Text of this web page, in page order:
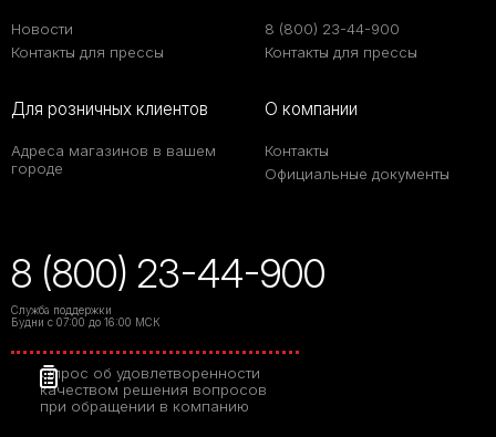
Новости
Контакты для прессы
8 (800) 23-44-900
Контакты для прессы
Для розничных клиентов
Адреса магазинов в вашем
городе
О компании
Контакты
Официальные документы
8 (800) 23-44-900
Служба поддержки
Будни с 07:00 до 16:00 МСК
Опрос об удовлетворенности
качеством решения вопросов
при обращении в компанию